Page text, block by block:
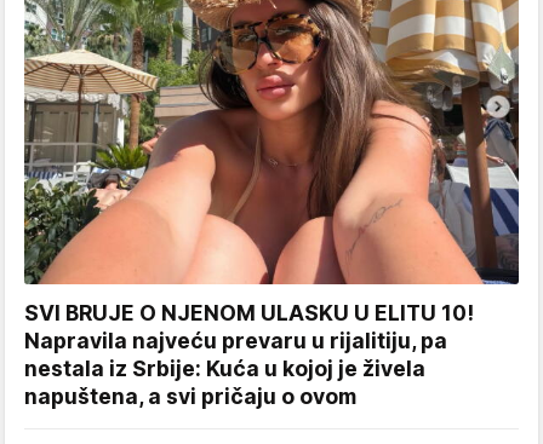
SVI BRUJE O NJENOM ULASKU U ELITU 10!
Napravila najveću prevaru u rijalitiju, pa
nestala iz Srbije: Kuća u kojoj je živela
napuštena, a svi pričaju o ovom